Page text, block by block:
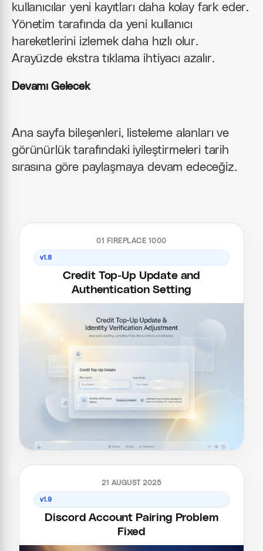
kullanıcılar yeni kayıtları daha kolay fark eder.
Yönetim tarafında da yeni kullanıcı
hareketlerini izlemek daha hızlı olur.
Arayüzde ekstra tıklama ihtiyacı azalır.
Devamı Gelecek
Ana sayfa bileşenleri, listeleme alanları ve
görünürlük tarafındaki iyileştirmeleri tarih
sırasına göre paylaşmaya devam edeceğiz.
01 FIREPLACE 1000
v1.8
Credit Top-Up Update and
Authentication Setting
21 AUGUST 2025
v1.9
Discord Account Pairing Problem
Fixed